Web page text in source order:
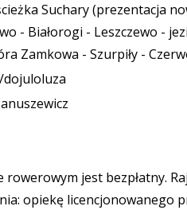
Suchary (prezentacja
- Białorogi - Leszczewo -
Zamkowa - Szurpiły -
jest bezpłatny.
opiekę licencjonowanego